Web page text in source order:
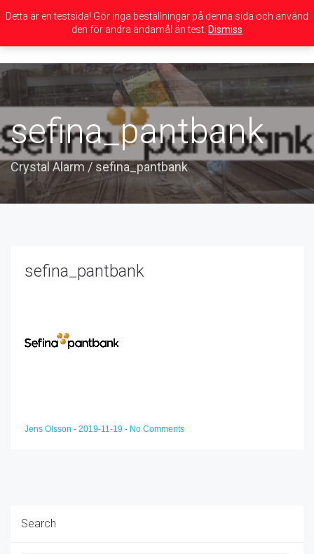
navigation
sefina_pantbank
Crystal Alarm / sefina_pantbank
sefina_pantbank
Jens Olsson - 2019-11-19 - No Comments
Search
Detta är en testsida! Gör inga beställningar på denna sida och använd
den för andra ändamål än test. Dismiss